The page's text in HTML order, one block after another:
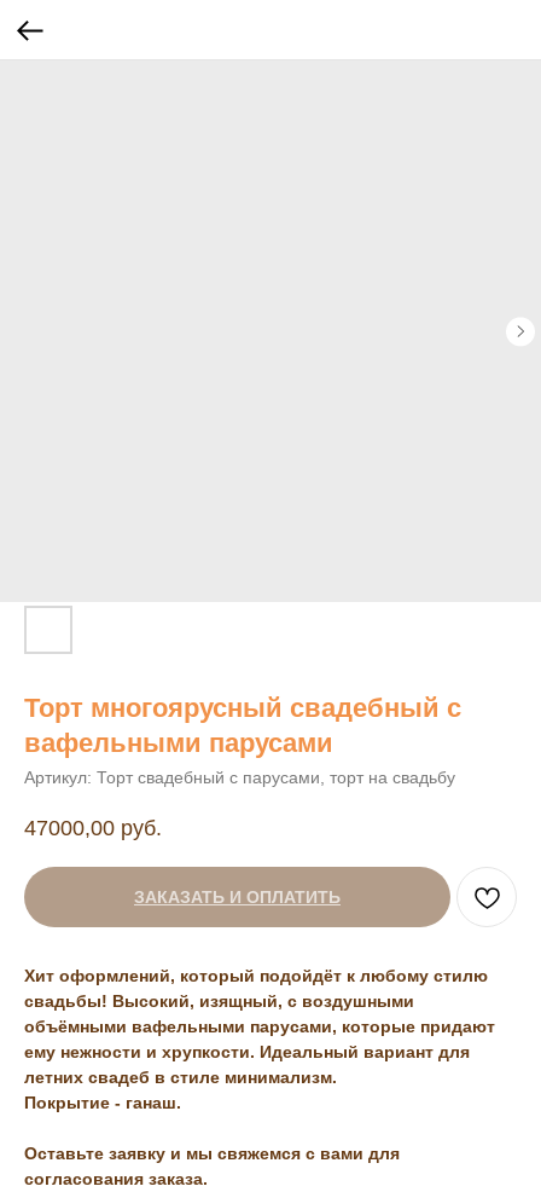
Торт многоярусный свадебный с
вафельными парусами
Артикул: Торт свадебный с парусами, торт на свадьбу
47000,00 руб.
ЗАКАЗАТЬ И ОПЛАТИТЬ
Хит оформлений, который подойдёт к любому стилю
свадьбы! Высокий, изящный, с воздушными
объёмными вафельными парусами, которые придают
ему нежности и хрупкости. Идеальный вариант для
летних свадеб в стиле минимализм.
Покрытие - ганаш.
Оставьте заявку и мы свяжемся с вами для
согласования заказа.